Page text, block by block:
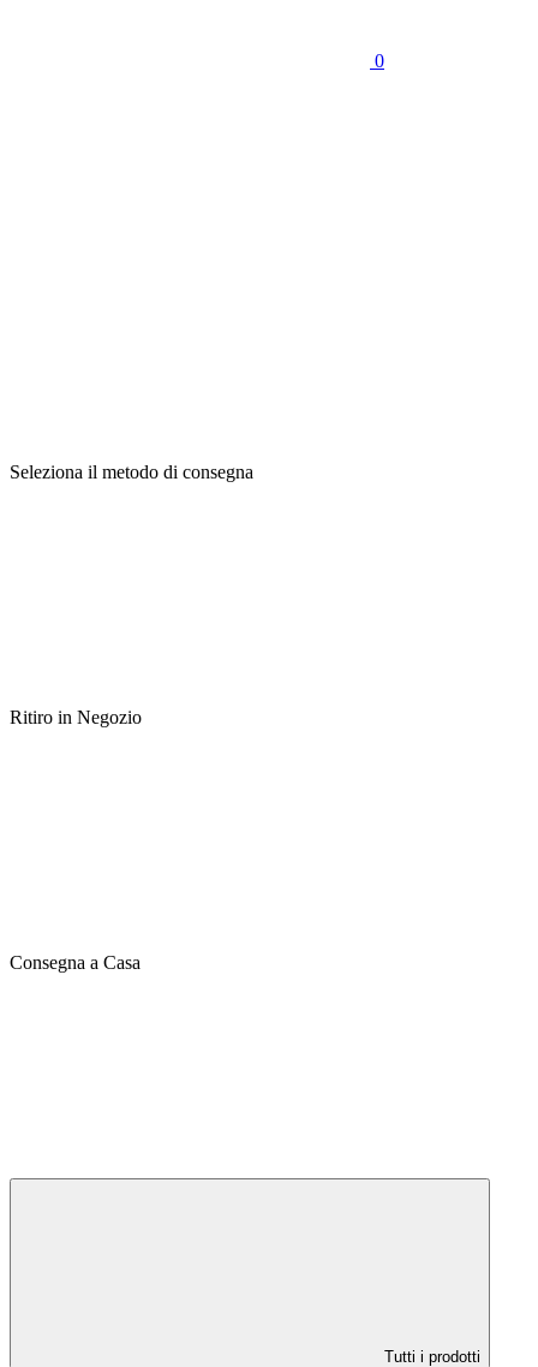
0
Seleziona il metodo di consegna
Ritiro in Negozio
Consegna a Casa
Tutti i prodotti